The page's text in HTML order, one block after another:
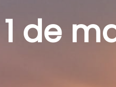
1 de